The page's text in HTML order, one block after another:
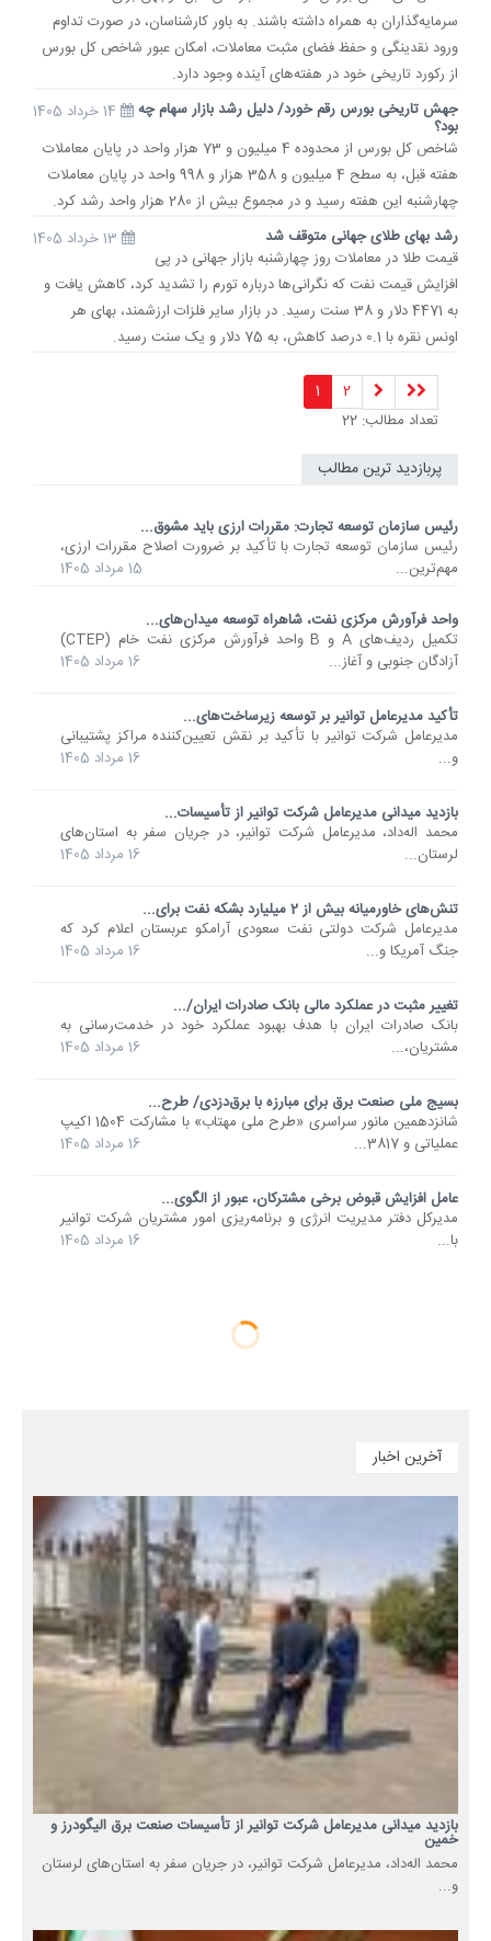
سرمایه‌گذاران به همراه داشته باشند. به باور کارشناسان، در صورت تداوم
ورود نقدینگی و حفظ فضای مثبت معاملات، امکان عبور شاخص کل بورس
از رکورد تاریخی خود در هفته‌های آینده وجود دارد.
جهش تاریخی بورس رقم خورد/ دلیل رشد بازار سهام چه
بود؟
شاخص کل بورس از محدوده 4 میلیون و 73 هزار واحد در پایان معاملات
هفته قبل، به سطح 4 میلیون و 358 هزار و 998 واحد در پایان معاملات
چهارشنبه این هفته رسید و در مجموع بیش از 280 هزار واحد رشد کرد.
رشد بهای طلای جهانی متوقف شد
قیمت طلا در معاملات روز چهارشنبه بازار جهانی در پی
افزایش قیمت نفت که نگرانی‌ها درباره تورم را تشدید کرد، کاهش یافت و
به 4471 دلار و 38 سنت رسید. در بازار سایر فلزات ارزشمند، بهای هر
اونس نقره با 0.1 درصد کاهش، به 75 دلار و یک سنت رسید.
1
2
تعداد مطالب: 22
پربازدید ترین مطالب
رئیس سازمان توسعه تجارت: مقررات ارزی باید مشوق...
رئیس سازمان توسعه تجارت با تأکید بر ضرورت اصلاح مقررات ارزی،
مهم‌ترین...
15 مرداد 1405
واحد فرآورش مرکزی نفت، شاهراه توسعه میدان‌های...
تکمیل ردیف‌های A و B واحد فرآورش مرکزی نفت خام (CTEP)
آزادگان جنوبی و آغاز...
16 مرداد 1405
تأکید مدیرعامل توانیر بر توسعه زیرساخت‌های...
مدیرعامل شرکت توانیر با تأکید بر نقش تعیین‌کننده مراکز پشتیبانی
و...
16 مرداد 1405
بازدید میدانی مدیرعامل شرکت توانیر از تأسیسات...
محمد اله‌داد، مدیرعامل شرکت توانیر، در جریان سفر به استان‌های
لرستان...
16 مرداد 1405
تنش‌های خاورمیانه بیش از 2 میلیارد بشکه نفت برای...
مدیرعامل شرکت دولتی نفت سعودی آرامکو عربستان اعلام کرد که
جنگ آمریکا و...
16 مرداد 1405
تغییر مثبت در عملکرد مالی بانک صادرات ایران/...
​بانک صادرات ایران با هدف بهبود عملکرد خود در خدمت‌رسانی به
مشتریان،...
16 مرداد 1405
بسیج ملی صنعت برق برای مبارزه با برق‌دزدی/ طرح...
شانزدهمین مانور سراسری «طرح ملی مهتاب» با مشارکت 1504 اکیپ
عملیاتی و 3817...
16 مرداد 1405
عامل افزایش قبوض برخی مشترکان، عبور از الگوی...
مدیرکل دفتر مدیریت انرژی و برنامه‌ریزی امور مشتریان شرکت توانیر
با...
16 مرداد 1405
آخرین اخبار
بازدید میدانی مدیرعامل شرکت توانیر از تأسیسات صنعت برق الیگودرز و
خمین
محمد اله‌داد، مدیرعامل شرکت توانیر، در جریان سفر به استان‌های لرستان
و...